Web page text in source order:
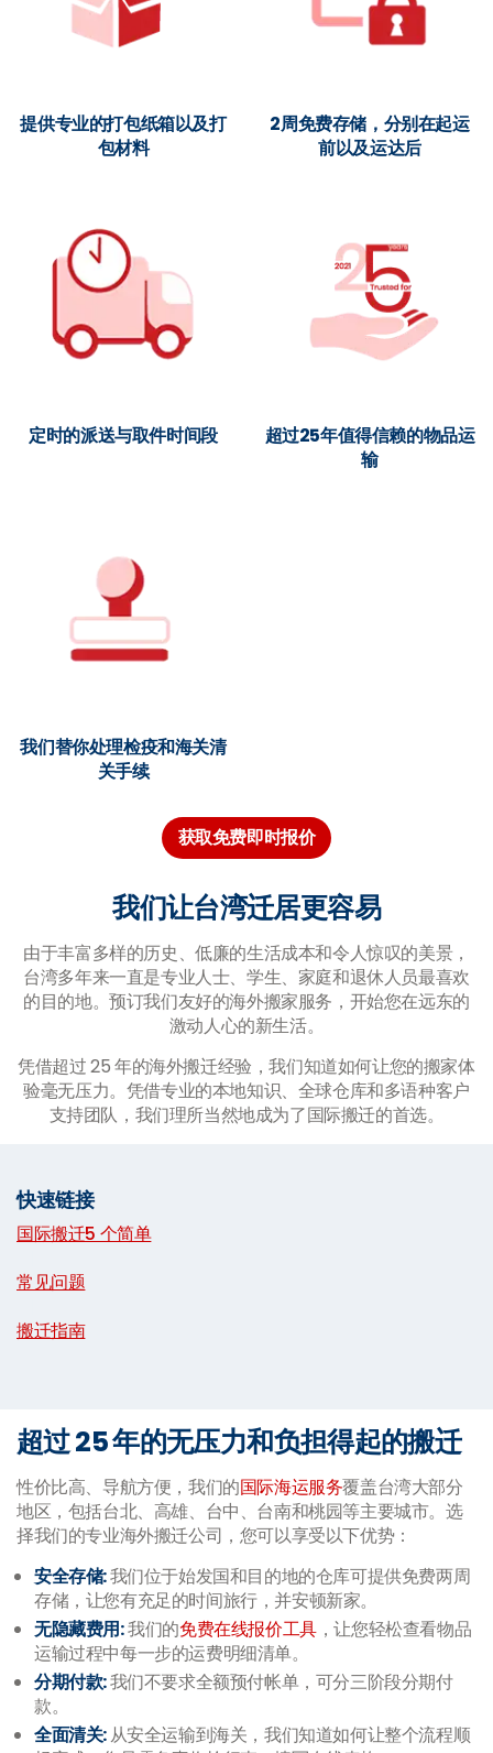
提供专业的打包纸箱以及打
包材料
2周免费存储，分别在起运
前以及运达后
定时的派送与取件时间段
超过25年值得信赖的物品运
输
我们替你处理检疫和海关清
关手续
获取免费即时报价
我们让台湾迁居更容易
由于丰富多样的历史、低廉的生活成本和令人惊叹的美景，
台湾多年来一直是专业人士、学生、家庭和退休人员最喜欢
的目的地。预订我们友好的海外搬家服务，开始您在远东的
激动人心的新生活。
凭借超过 25 年的海外搬迁经验，我们知道如何让您的搬家体
验毫无压力。凭借专业的本地知识、全球仓库和多语种客户
支持团队，我们理所当然地成为了国际搬迁的首选。
快速链接
国际搬迁5 个简单
常见问题
搬迁指南
超过 25 年的无压力和负担得起的搬迁
性价比高、导航方便，我们的国际海运服务覆盖台湾大部分
地区，包括台北、高雄、台中、台南和桃园等主要城市。选
择我们的专业海外搬迁公司，您可以享受以下优势：
安全存储:我们位于始发国和目的地的仓库可提供免费两周
存储，让您有充足的时间旅行，并安顿新家。
无隐藏费用:我们的免费在线报价工具，让您轻松查看物品
运输过程中每一步的运费明细清单。
分期付款:我们不要求全额预付帐单，可分三阶段分期付
款。
全面清关:从安全运输到海关，我们知道如何让整个流程顺